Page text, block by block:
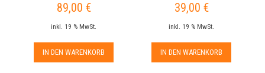
89,00 €
inkl. 19 % MwSt.
IN DEN WARENKORB
39,00 €
inkl. 19 % MwSt.
IN DEN WARENKORB